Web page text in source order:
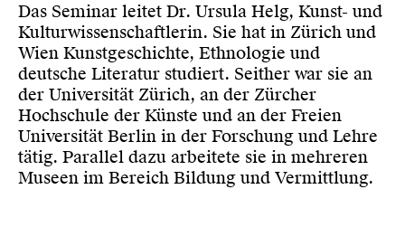
Das Seminar leitet Dr. Ursula Helg, Kunst- und
Kulturwissenschaftlerin. Sie hat in Zürich und
Wien Kunstgeschichte, Ethnologie und
deutsche Literatur studiert. Seither war sie an
der Universität Zürich, an der Zürcher
Hochschule der Künste und an der Freien
Universität Berlin in der Forschung und Lehre
tätig. Parallel dazu arbeitete sie in mehreren
Museen im Bereich Bildung und Vermittlung.